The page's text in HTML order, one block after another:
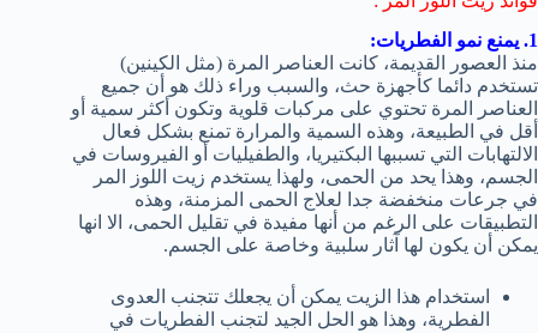
1. يمنع نمو الفطريات:
منذ العصور القديمة، كانت العناصر المرة (مثل الكينين)
تستخدم دائما كأجهزة حث، والسبب وراء ذلك هو أن جميع
العناصر المرة تحتوي على مركبات قلوية وتكون أكثر سمية أو
أقل في الطبيعة، وهذه السمية والمرارة تمنع بشكل فعال
الالتهابات التي تسببها البكتيريا، والطفيليات أو الفيروسات في
الجسم، وهذا يحد من الحمى، ولهذا يستخدم زيت اللوز المر
في جرعات منخفضة جدا لعلاج الحمى المزمنة، وهذه
التطبيقات على الرغم من أنها مفيدة في تقليل الحمى، الا انها
يمكن أن يكون لها آثار سلبية وخاصة على الجسم.
استخدام هذا الزيت يمكن أن يجعلك تتجنب العدوى
الفطرية، وهذا هو الحل الجيد لتجنب الفطريات في